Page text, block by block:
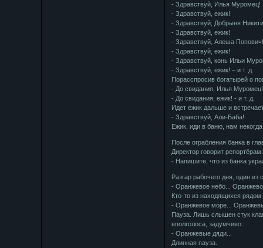
- Здравствуй, Илья Муромец!
- Здравствуй, ежик!
- Здравствуй, Добрыня
- Здравствуй, ежик!
- Здравствуй, Алеша
- Здравствуй, ежик!
- Здравствуй, конь Ильи
- Здравствуй, ежик! – и т. д.
Порасспросив богатырей о
- До свидания, Илья Муромец!
- До свидания, ежик! - и т. д.
Идет ежик дальше и
- Здравствуй, Али-Баба!
Ежик, иди в баню, нам
После ограбления банка в
Директор говорит репортёрам:
- Напишите, что из банка
Разгар рабочего дня, один
- Оранжевое небо...
Кто-то из находящихся
- Оранжевое море...
Пауза. Лишь слышен стук
вполголоса, задумчиво:
- Оранжевые дяди...
Длинная пауза.